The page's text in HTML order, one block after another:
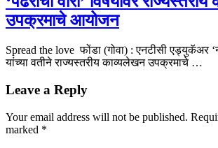
उपक्रमाचे आयोजन
Spread the love फोंडा (गोवा) : एनटीसी एड्युकॅअर
यांच्या वतीने राज्यस्तरीय काव्यलेखन उपक्रमाचे …
Leave a Reply
Your email address will not be published.
marked *